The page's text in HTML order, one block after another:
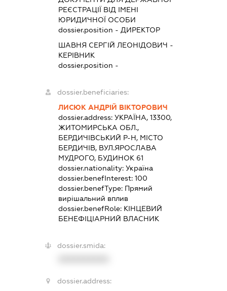
РЕЄСТРАЦІЇ ВІД ІМЕНІ
ЮРИДИЧНОЇ ОСОБИ
dossier.position - ДИРЕКТОР
ШАВНЯ СЕРГІЙ ЛЕОНІДОВИЧ -
КЕРІВНИК
dossier.position -
dossier.beneficiaries:
ЛИСЮК АНДРІЙ ВІКТОРОВИЧ
dossier.address: УКРАЇНА, 13300,
ЖИТОМИРСЬКА ОБЛ.,
БЕРДИЧІВСЬКИЙ Р-Н, МІСТО
БЕРДИЧІВ, ВУЛ.ЯРОСЛАВА
МУДРОГО, БУДИНОК 61
dossier.nationality: Україна
dossier.benefInterest: 100
dossier.benefType: Прямий
вирішальний вплив
dossier.benefRole: КІНЦЕВИЙ
БЕНЕФІЦІАРНИЙ ВЛАСНИК
dossier.smida:
dossier.address: